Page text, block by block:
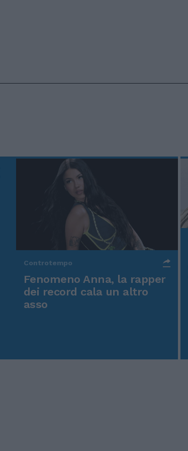
Controtempo
Fenomeno Anna, la rapper
dei record cala un altro
asso